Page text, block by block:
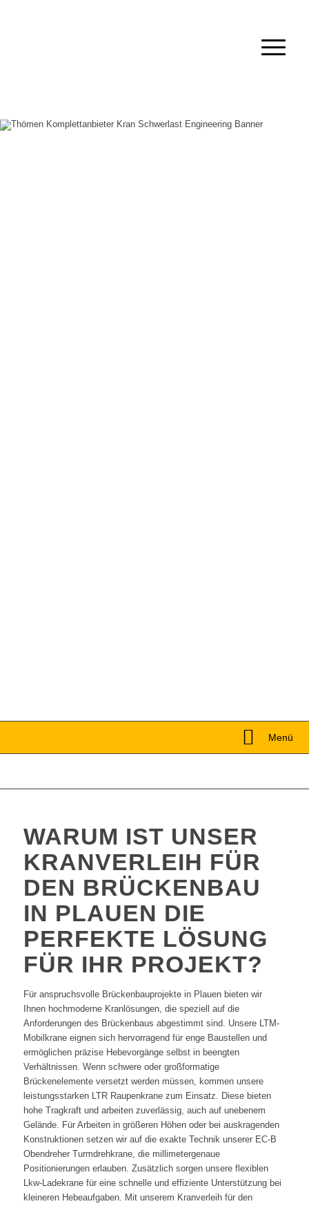
Menü
WARUM IST UNSER
KRANVERLEIH FÜR
DEN BRÜCKENBAU
IN PLAUEN DIE
PERFEKTE LÖSUNG
FÜR IHR PROJEKT?
Für anspruchsvolle Brückenbauprojekte in Plauen bieten wir
Ihnen hochmoderne Kranlösungen, die speziell auf die
Anforderungen des Brückenbaus abgestimmt sind. Unsere LTM-
Mobilkrane eignen sich hervorragend für enge Baustellen und
ermöglichen präzise Hebevorgänge selbst in beengten
Verhältnissen. Wenn schwere oder großformatige
Brückenelemente versetzt werden müssen, kommen unsere
leistungsstarken LTR Raupenkrane zum Einsatz. Diese bieten
hohe Tragkraft und arbeiten zuverlässig, auch auf unebenem
Gelände. Für Arbeiten in größeren Höhen oder bei auskragenden
Konstruktionen setzen wir auf die exakte Technik unserer EC-B
Obendreher Turmdrehkrane, die millimetergenaue
Positionierungen erlauben. Zusätzlich sorgen unsere flexiblen
Lkw-Ladekrane für eine schnelle und effiziente Unterstützung bei
kleineren Hebeaufgaben. Mit unserem Kranverleih für den